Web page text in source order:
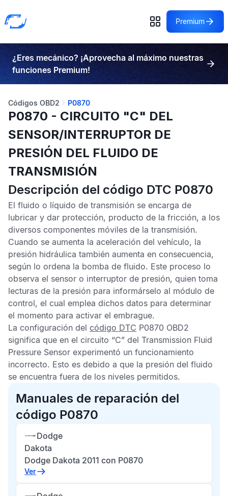
Premium
¿Eres mecánico? ¡Aprovecha al máximo nuestras
funciones Premium!
Códigos OBD2 P0870
P0870 - CIRCUITO "C" DEL
SENSOR/INTERRUPTOR DE
PRESIÓN DEL FLUIDO DE
TRANSMISIÓN
Descripción del código DTC P0870
El fluido o líquido de transmisión se encarga de
lubricar y dar protección, producto de la fricción, a los
diversos componentes móviles de la transmisión.
Cuando se aumenta la aceleración del vehículo, la
presión hidráulica también aumenta en consecuencia,
según lo ordena la bomba de fluido. Este proceso lo
observa el sensor o interruptor de presión, quien toma
lecturas de la presión para informárselo al módulo de
control, el cual emplea dichos datos para determinar
el momento para activar el embrague.
La configuración del código DTC P0870 OBD2
significa que en el circuito “C” del Transmission Fluid
Pressure Sensor experimentó un funcionamiento
incorrecto. Esto es debido a que la presión del fluido
se encuentra fuera de los niveles permitidos.
Manuales de reparación del
código P0870
Dodge
Dakota
Dodge Dakota 2011 con P0870
Ver